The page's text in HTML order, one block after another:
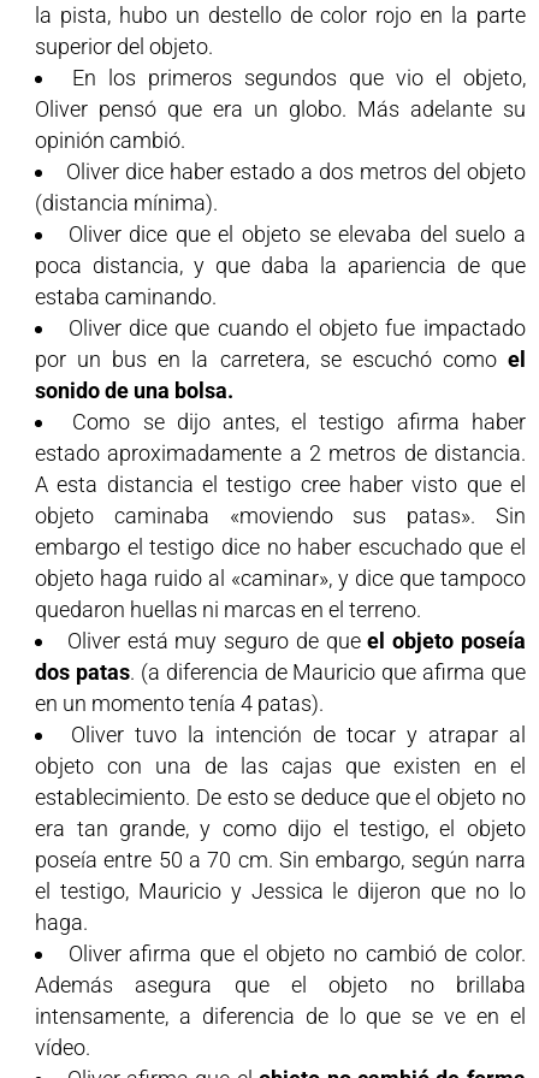
la pista, hubo un destello de color rojo en la parte
superior del objeto.
En los primeros segundos que vio el objeto,
Oliver pensó que era un globo. Más adelante su
opinión cambió.
Oliver dice haber estado a dos metros del objeto
(distancia mínima).
Oliver dice que el objeto se elevaba del suelo a
poca distancia, y que daba la apariencia de que
estaba caminando.
Oliver dice que cuando el objeto fue impactado
por un bus en la carretera, se escuchó como el
sonido de una bolsa.
Como se dijo antes, el testigo afirma haber
estado aproximadamente a 2 metros de distancia.
A esta distancia el testigo cree haber visto que el
objeto caminaba «moviendo sus patas». Sin
embargo el testigo dice no haber escuchado que el
objeto haga ruido al «caminar», y dice que tampoco
quedaron huellas ni marcas en el terreno.
Oliver está muy seguro de queel objeto poseía
dos patas. (a diferencia de Mauricio que afirma que
en un momento tenía 4 patas).
Oliver tuvo la intención de tocar y atrapar al
objeto con una de las cajas que existen en el
establecimiento. De esto se deduce que el objeto no
era tan grande, y como dijo el testigo, el objeto
poseía entre 50 a 70 cm. Sin embargo, según narra
el testigo, Mauricio y Jessica le dijeron que no lo
haga.
Oliver afirma que el objeto no cambió de color.
Además asegura que el objeto no brillaba
intensamente, a diferencia de lo que se ve en el
vídeo.